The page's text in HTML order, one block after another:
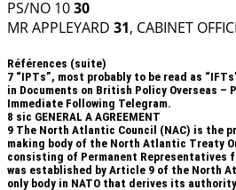
PS/NO 1030
MR APPLEYARD 31, CABINET
Références (suite)
7 “IPTs”, most probably to be read as
in Documents on British Policy Overseas –
Immediate Following Telegram.
8 sic GENERAL A AGREEMENT
9 The North Atlantic Council (NAC) is the
making body of the North Atlantic Treaty
consisting of Permanent Representatives
was established by Article 9 of the North
only body in NATO that derives its